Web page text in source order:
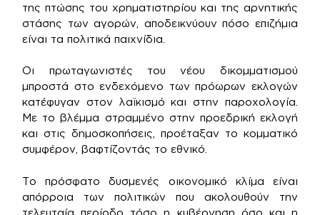
της πτώσης του χρηματιστηρίου και της αρνητικής
στάσης των αγορών, αποδεικνύουν πόσο επιζήμια
είναι τα πολιτικά παιχνίδια.
Οι πρωταγωνιστές του νέου δικομματισμού
μπροστά στο ενδεχόμενο των πρόωρων εκλογών
κατέφυγαν στον λαϊκισμό και στην παροχολογία.
Με το βλέμμα στραμμένο στην προεδρική εκλογή
και στις δημοσκοπήσεις, προέταξαν το κομματικό
συμφέρον, βαφτίζοντάς το εθνικό.
Το πρόσφατο δυσμενές οικονομικό κλίμα είναι
απόρροια των πολιτικών που ακολουθούν την
τελευταία περίοδο τόσο η κυβέρνηση όσο και η